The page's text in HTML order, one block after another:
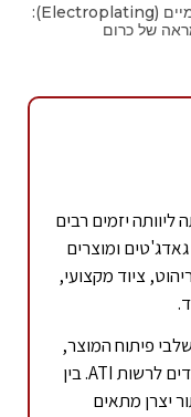
ציפויים אלקטרוכימיים (Electroplating):
של כרום
ומאז הקמתה ליוותה יזמים רבים
ומוצרים
ציוד מקצועי,
פיתוח המוצר,
ומבוסס על הניסיון והמשאבים אשר עומדים לרשות ATI. בין
יצרן מתאים